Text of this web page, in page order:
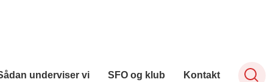
underviser vi SFO og klub Kontakt